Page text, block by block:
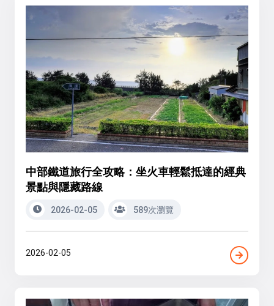
中部鐵道旅行全攻略：坐火車輕鬆抵達的經典
景點與隱藏路線
2026-02-05 589次瀏覽
2026-02-05